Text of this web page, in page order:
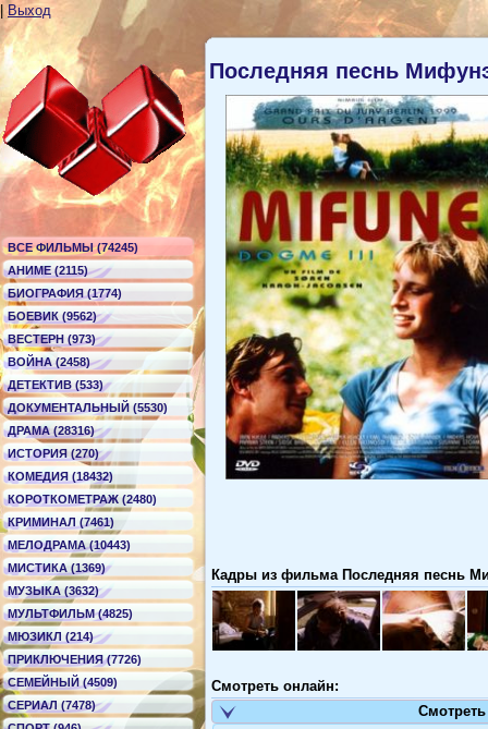
Выход
ВСЕ ФИЛЬМЫ (74245)
АНИМЕ (2115)
БИОГРАФИЯ (1774)
БОЕВИК (9562)
ВЕСТЕРН (973)
ВОЙНА (2458)
ДЕТЕКТИВ (533)
ДОКУМЕНТАЛЬНЫЙ (5530)
ДРАМА (28316)
ИСТОРИЯ (270)
КОМЕДИЯ (18432)
КОРОТКОМЕТРАЖ (2480)
КРИМИНАЛ (7461)
МЕЛОДРАМА (10443)
МИСТИКА (1369)
МУЗЫКА (3632)
МУЛЬТФИЛЬМ (4825)
МЮЗИКЛ (214)
ПРИКЛЮЧЕНИЯ (7726)
СЕМЕЙНЫЙ (4509)
СЕРИАЛ (7478)
Последняя песнь
Кадры из фильма Последняя песнь
Смотреть онлайн: